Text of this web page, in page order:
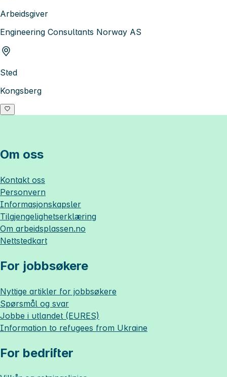
Arbeidsgiver
Engineering Consultants Norway AS
Sted
Kongsberg
Om oss
Kontakt oss
Personvern
Informasjonskapsler
Tilgjengelighetserklæring
Om arbeidsplassen.no
Nettstedkart
For jobbsøkere
Nyttige artikler for jobbsøkere
Spørsmål og svar
Jobbe i utlandet (EURES)
Information to refugees from Ukraine
For bedrifter